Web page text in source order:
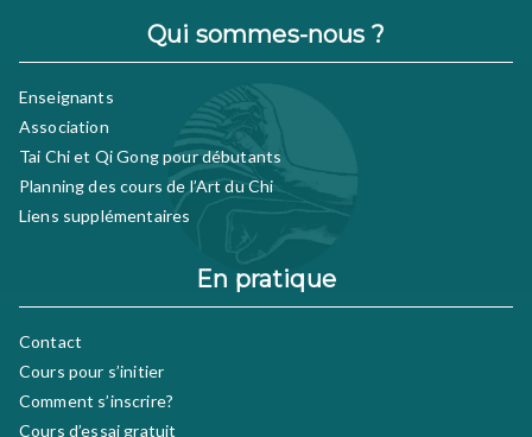
Qui sommes-nous ?
Enseignants
Association
Tai Chi et Qi Gong pour débutants
Planning des cours de l’Art du Chi
Liens supplémentaires
En pratique
Contact
Cours pour s’initier
Comment s’inscrire?
Cours d’essai gratuit